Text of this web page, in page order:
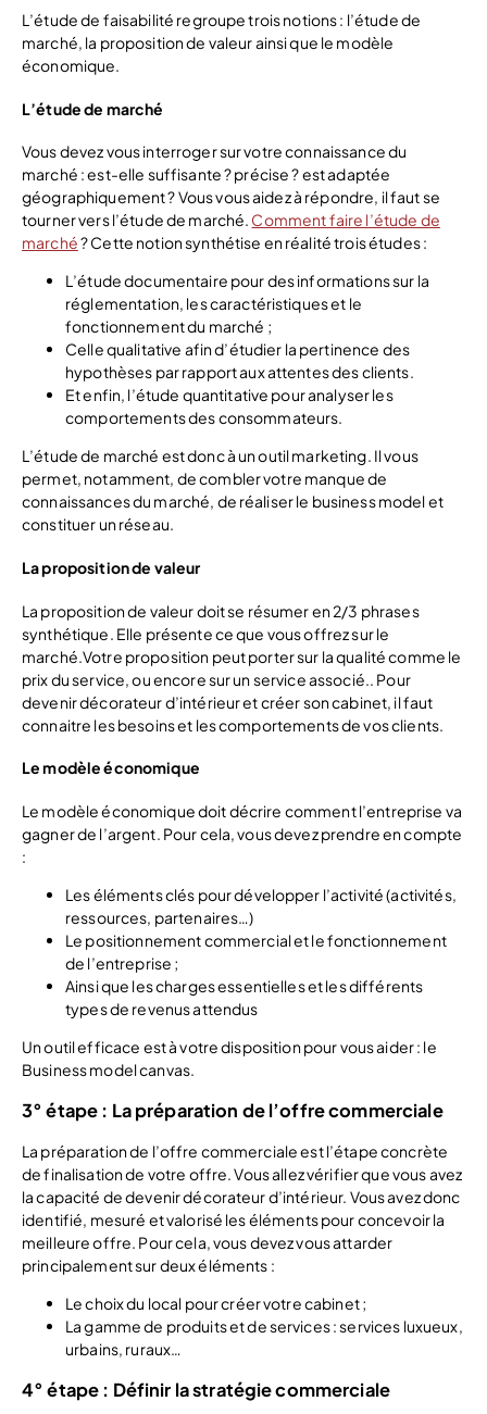
L’étude de faisabilité regroupe trois notions : l’étude de
marché, la proposition de valeur ainsi que le modèle
économique.
L’étude de marché
Vous devez vous interroger sur votre connaissance du
marché : est-elle suffisante ? précise ? est adaptée
géographiquement ? Vous vous aidez à répondre, il faut se
tourner vers l’étude de marché. Comment faire l’étude de
marché? Cette notion synthétise en réalité trois études :
L’étude documentaire pour des informations sur la
réglementation, les caractéristiques et le
fonctionnement du marché ;
Celle qualitative afin d’étudier la pertinence des
hypothèses par rapport aux attentes des clients.
Et enfin, l’étude quantitative pour analyser les
comportements des consommateurs.
L’étude de marché est donc à un outil marketing. Il vous
permet, notamment, de combler votre manque de
connaissances du marché, de réaliser le business model et
constituer un réseau.
La proposition de valeur
La proposition de valeur doit se résumer en 2/3 phrases
synthétique. Elle présente ce que vous offrez sur le
marché.Votre proposition peut porter sur la qualité comme le
prix du service, ou encore sur un service associé.. Pour
devenir décorateur d’intérieur et créer son cabinet, il faut
connaitre les besoins et les comportements de vos clients.
Le modèle économique
Le modèle économique doit décrire comment l’entreprise va
gagner de l’argent. Pour cela, vous devez prendre en compte
:
Les éléments clés pour développer l’activité (activités,
ressources, partenaires…)
Le positionnement commercial et le fonctionnement
de l’entreprise ;
Ainsi que les charges essentielles et les différents
types de revenus attendus
Un outil efficace est à votre disposition pour vous aider : le
Business model canvas.
3° étape : La préparation de l’offre commerciale
La préparation de l’offre commerciale est l’étape concrète
de finalisation de votre offre. Vous allez vérifier que vous avez
la capacité de devenir décorateur d’intérieur. Vous avez donc
identifié, mesuré et valorisé les éléments pour concevoir la
meilleure offre. Pour cela, vous devez vous attarder
principalement sur deux éléments :
Le choix du local pour créer votre cabinet ;
La gamme de produits et de services : services luxueux,
urbains, ruraux…
4° étape : Définir la stratégie commerciale